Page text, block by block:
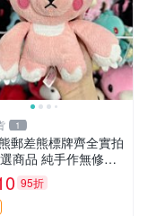
1
郵差熊標牌齊全實拍
商品 純手作無修圖
郵差熊 Momo熊 標牌
95折